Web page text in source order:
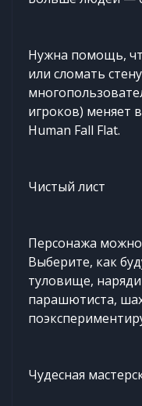
Нужна помощь,
или сломать
игроков) меняет
Human Fall Flat.
Чистый лист
Персонажа
Выберите, как
туловище,
парашютиста,
Чудесная